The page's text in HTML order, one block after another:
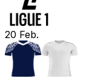
20 Feb.